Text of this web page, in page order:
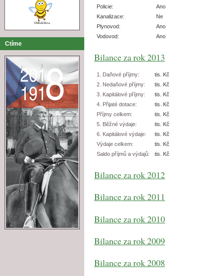
Ctíme
Policie:
Ano
Kanalizace:
Ne
Plynovod:
Ano
Vodovod:
Ano
Bilance za rok 2013
1. Daňové příjmy:
tis. Kč
2. Nedaňové příjmy:
tis. Kč
3. Kapitálové příjmy:
tis. Kč
4. Přijaté dotace:
tis. Kč
Příjmy celkem:
tis. Kč
5. Běžné výdaje:
tis. Kč
6. Kapitálové výdaje:
tis. Kč
Výdaje celkem:
tis. Kč
Saldo příjmů a výdajů:
tis. Kč
Bilance za rok 2012
Bilance za rok 2011
Bilance za rok 2010
Bilance za rok 2009
Bilance za rok 2008